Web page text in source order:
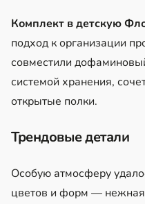
Комплект в детскую
подход к организации
совместили
системой хранения,
открытые полки.
Трендовые детали
Особую атмосферу
цветов и форм — нежная